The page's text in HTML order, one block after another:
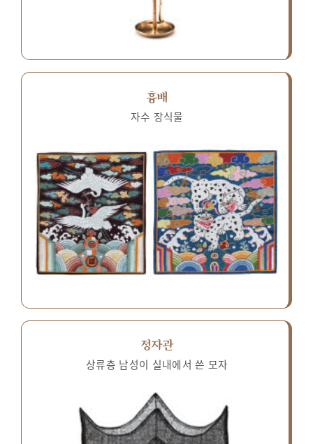
흉배
자수 장식물
정자관
상류층 남성이 실내에서 쓴 모자